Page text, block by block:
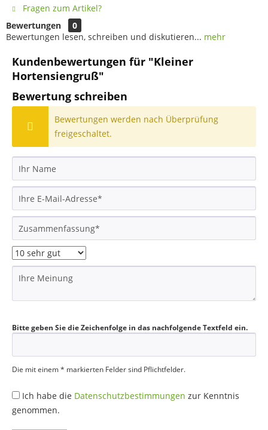
Fragen zum Artikel?
Bewertungen
0
Bewertungen lesen, schreiben und diskutieren... mehr
Kundenbewertungen für "Kleiner
Hortensiengruß"
Bewertung schreiben
Bewertungen werden nach Überprüfung
freigeschaltet.
Bitte geben Sie die Zeichenfolge in das nachfolgende Textfeld ein.
Die mit einem * markierten Felder sind Pflichtfelder.
Ich habe die Datenschutzbestimmungen zur Kenntnis
genommen.